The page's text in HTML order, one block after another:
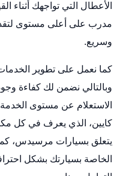
الأعطال التي تواجهك أثناء
مدرب على أعلى مستوى
وسريع.
كما نعمل على تطوير
وبالتالي نضمن لك كفاءة
الاستعلام عن مستوى
كايين، الذي يعرف في كل
يتعلق بسيارات مرسيدس،
الخاصة بسيارتك بشكل